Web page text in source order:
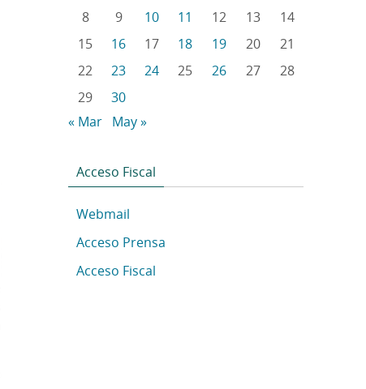
8
9 10 11 12 13
14
15
16 17 18 19 20
21
22
23 24 25 26 27
28
29
30
« Mar May »
Acceso Fiscal
Webmail
Acceso Prensa
Acceso Fiscal